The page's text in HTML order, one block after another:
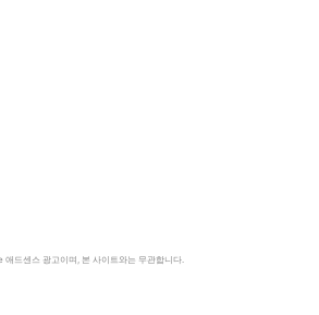
애드센스 광고이며, 본 사이트와는 무관합니다.